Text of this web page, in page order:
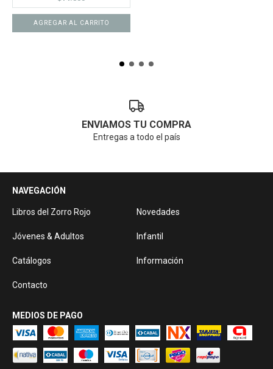
ENVIAMOS TU COMPRA
Entregas a todo el país
NAVEGACIÓN
Libros del Zorro Rojo Novedades
Jóvenes & Adultos Infantil
Catálogos Información
Contacto
MEDIOS DE PAGO